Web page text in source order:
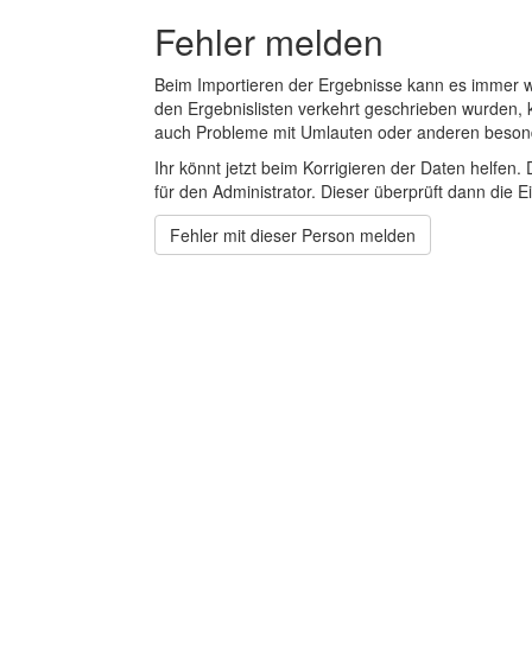
Fehler melden
Beim Importieren der Ergebnisse kann es
den Ergebnislisten verkehrt geschrieben
auch Probleme mit Umlauten oder anderen
Ihr könnt jetzt beim Korrigieren der Daten
für den Administrator. Dieser überprüft dann die
Fehler mit dieser Person melden